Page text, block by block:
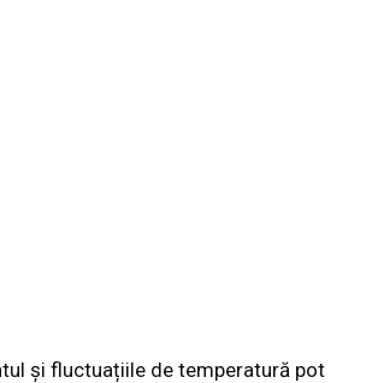
și fluctuațiile de temperatură pot